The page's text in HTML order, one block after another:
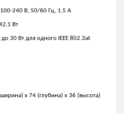
240 В, 50/60 Гц, 1,5 А
Вт
30 Вт для одного IEEE 802.3at
x 74 (глубина) x 36 (высота)